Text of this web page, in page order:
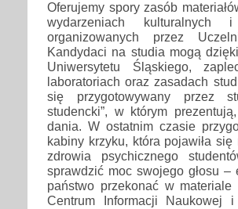
Oferujemy spory zasób
wydarzeniach
organizowanych przez
Kandydaci na studia mogą
Uniwersytetu Śląskiego,
laboratoriach oraz zasadach
się przygotowywany przez
studencki”, w którym
dania. W ostatnim czasie
kabiny krzyku, która pojawiła
zdrowia psychicznego
sprawdzić moc swojego głosu
państwo przekonać w
Centrum Informacji Naukowej